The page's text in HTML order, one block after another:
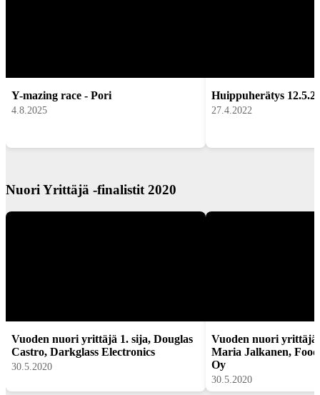
Y-mazing race - Pori
4.8.2025
Huippuherätys
27.4.2022
Nuori Yrittäjä -finalistit 2020
Vuoden nuori yrittäjä 1. sija, Douglas
Castro, Darkglass Electronics
30.5.2020
Vuoden nuori yrittäjä
Maria Jalkanen,
Oy
30.5.2020